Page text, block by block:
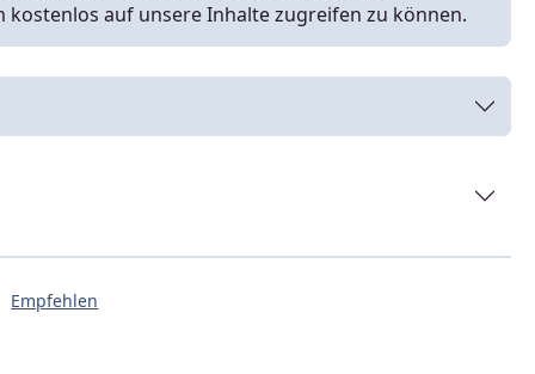
kostenlos auf unsere Inhalte zugreifen zu können.
Empfehlen